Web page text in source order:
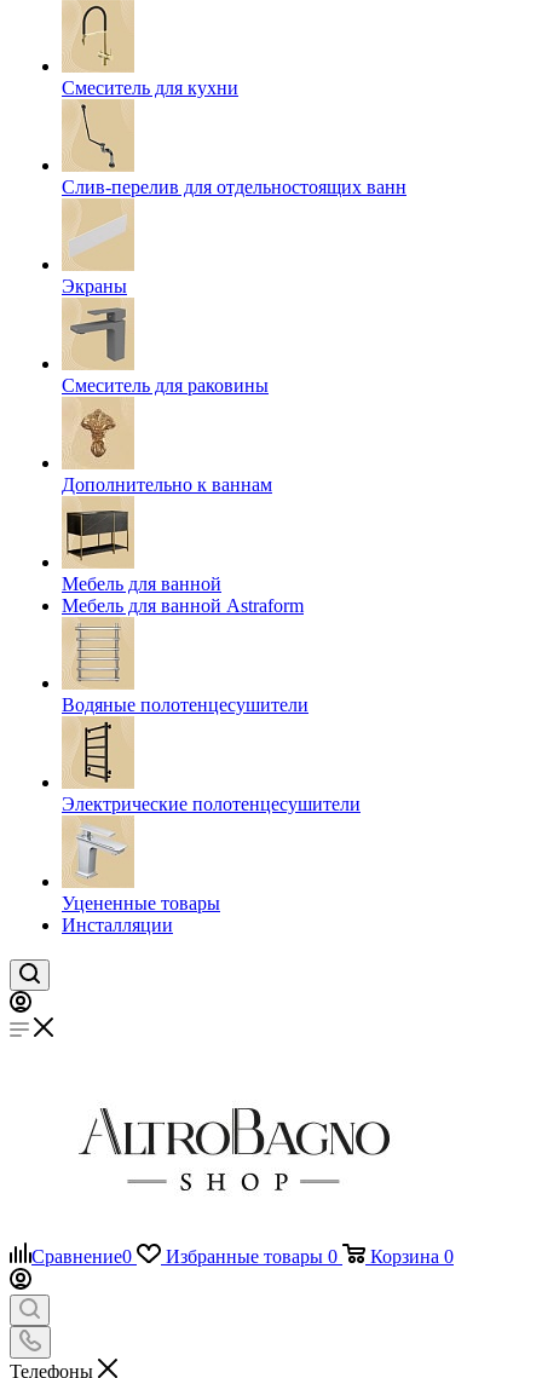
Смеситель для кухни
Слив-перелив для отдельностоящих ванн
Экраны
Смеситель для раковины
Дополнительно к ваннам
Мебель для ванной
Мебель для ванной Astraform
Водяные полотенцесушители
Электрические полотенцесушители
Уцененные товары
Инсталляции
Сравнение0 Избранные товары 0 Корзина 0
Телефоны